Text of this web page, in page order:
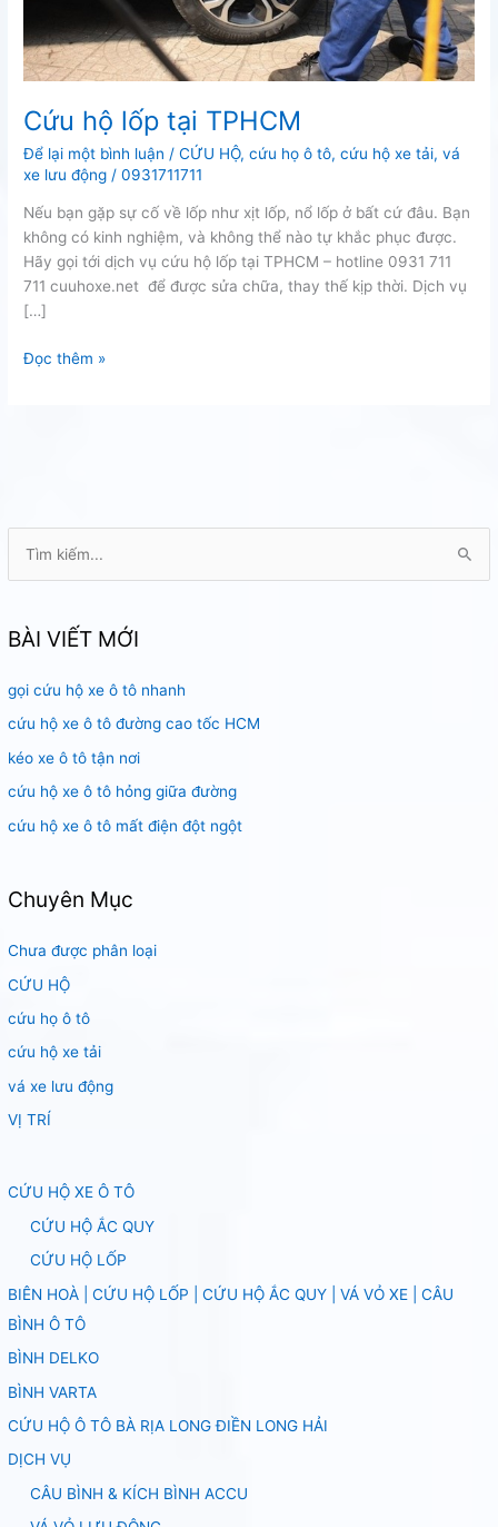
k
ế
m
:
BÀI VIẾT MỚI
gọi cứu hộ xe ô tô nhanh
cứu hộ xe ô tô đường cao tốc HCM
kéo xe ô tô tận nơi
cứu hộ xe ô tô hỏng giữa đường
cứu hộ xe ô tô mất điện đột ngột
Chuyên Mục
Chưa được phân loại
CỨU HỘ
cứu họ ô tô
cứu hộ xe tải
vá xe lưu động
VỊ TRÍ
CỨU HỘ XE Ô TÔ
CỨU HỘ ẮC QUY
CỨU HỘ LỐP
BIÊN HOÀ | CỨU HỘ LỐP | CỨU HỘ ẮC QUY | VÁ VỎ XE | CÂU
BÌNH Ô TÔ
BÌNH DELKO
BÌNH VARTA
CỨU HỘ Ô TÔ BÀ RỊA LONG ĐIỀN LONG HẢI
DỊCH VỤ
CÂU BÌNH & KÍCH BÌNH ACCU
Cứu hộ lốp tại TPHCM
Để lại một bình luận /CỨU HỘ,cứu họ ô tô,cứu hộ xe tải,vá
xe lưu động /0931711711
Nếu bạn gặp sự cố về lốp như xịt lốp, nổ lốp ở bất cứ đâu. Bạn
không có kinh nghiệm, và không thể nào tự khắc phục được.
Hãy gọi tới dịch vụ cứu hộ lốp tại TPHCM – hotline 0931 711
711 cuuhoxe.net để được sửa chữa, thay thế kịp thời. Dịch vụ
[…]
Cứu
Đọc thêm »